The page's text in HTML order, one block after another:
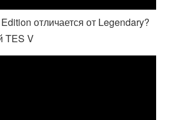
отличается от Legendary?
TES V